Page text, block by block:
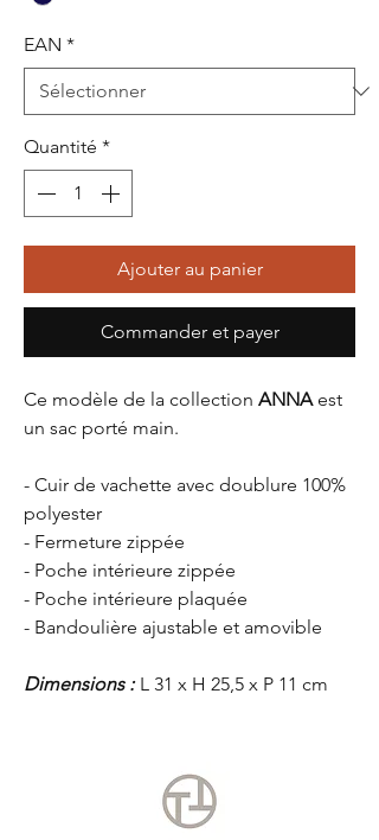
EAN *
Quantité *
Ajouter au panier
Commander et payer
Ce modèle de la collection ANNAest
un sac porté main.
- Cuir de vachette avec doublure 100%
polyester
- Fermeture zippée
- Poche intérieure zippée
- Poche intérieure plaquée
- Bandoulière ajustable et amovible
Dimensions :L 31 x H 25,5 x P 11 cm